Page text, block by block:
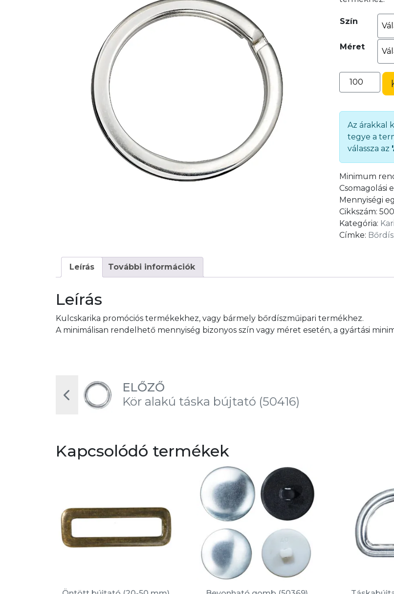
Szín
Méret
Lapos
kulcskarika
mennyiség
Az árakkal
tegye a
válassza az
Minimum
Csomagolási
Mennyiségi
Cikkszám:
Kategória:
Címke:
Leírás További információk
Leírás
Kulcskarika promóciós termékekhez, vagy bármely bőrdíszműipari termékhez.
A minimálisan rendelhető mennyiség bizonyos szín vagy méret esetén, a gyártási
ELŐZŐ
Kör alakú táska bújtató (50416)
Kapcsolódó termékek